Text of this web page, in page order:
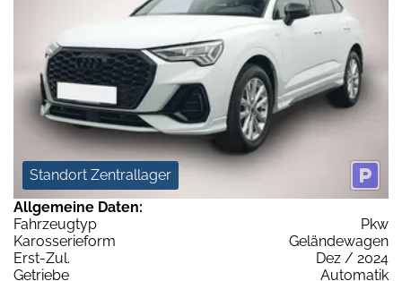
Standort Zentrallager
Allgemeine Daten:
Fahrzeugtyp
Pkw
Karosserieform
Geländewagen
Erst-Zul.
Dez / 2024
Getriebe
Automatik